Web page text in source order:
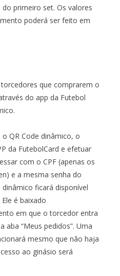
primeiro set. Os valores
poderá ser feito em
que comprarem o
do app da Futebol
QR Code dinâmico, o
da FutebolCard e efetuar
com o CPF (apenas os
e a mesma senha do
ficará disponível
é baixado
em que o torcedor entra
aba “Meus pedidos”. Uma
mesmo que não haja
ao ginásio será